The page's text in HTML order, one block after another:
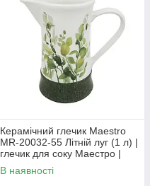
Керамічний глечик Maestro
MR-20032-55 Літній луг (1 л) |
глечик для соку Маестро |
ємність для води Маестро
В наявності